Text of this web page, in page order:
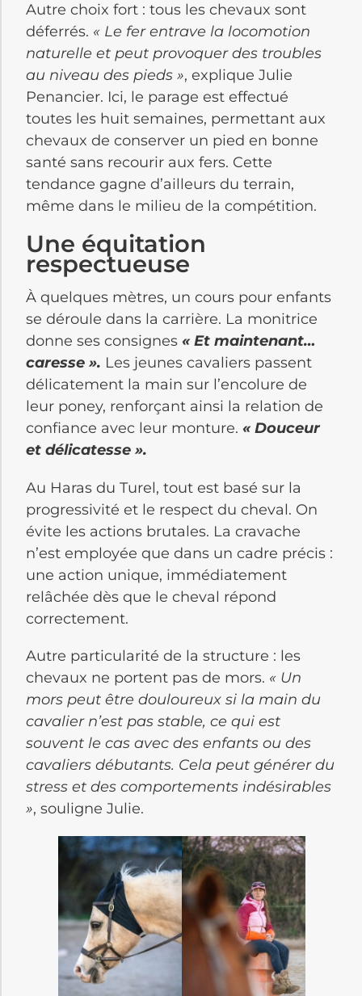
Autre choix fort : tous les chevaux sont
déferrés. « Le fer entrave la locomotion
naturelle et peut provoquer des troubles
au niveau des pieds », explique Julie
Penancier. Ici, le parage est effectué
toutes les huit semaines, permettant aux
chevaux de conserver un pied en bonne
santé sans recourir aux fers. Cette
tendance gagne d’ailleurs du terrain,
même dans le milieu de la compétition.
Une équitation
respectueuse
À quelques mètres, un cours pour enfants
se déroule dans la carrière. La monitrice
donne ses consignes « Et maintenant…
caresse ». Les jeunes cavaliers passent
délicatement la main sur l’encolure de
leur poney, renforçant ainsi la relation de
confiance avec leur monture. « Douceur
et délicatesse ».
Au Haras du Turel, tout est basé sur la
progressivité et le respect du cheval. On
évite les actions brutales. La cravache
n’est employée que dans un cadre précis :
une action unique, immédiatement
relâchée dès que le cheval répond
correctement.
Autre particularité de la structure : les
chevaux ne portent pas de mors. « Un
mors peut être douloureux si la main du
cavalier n’est pas stable, ce qui est
souvent le cas avec des enfants ou des
cavaliers débutants. Cela peut générer du
stress et des comportements indésirables
», souligne Julie.